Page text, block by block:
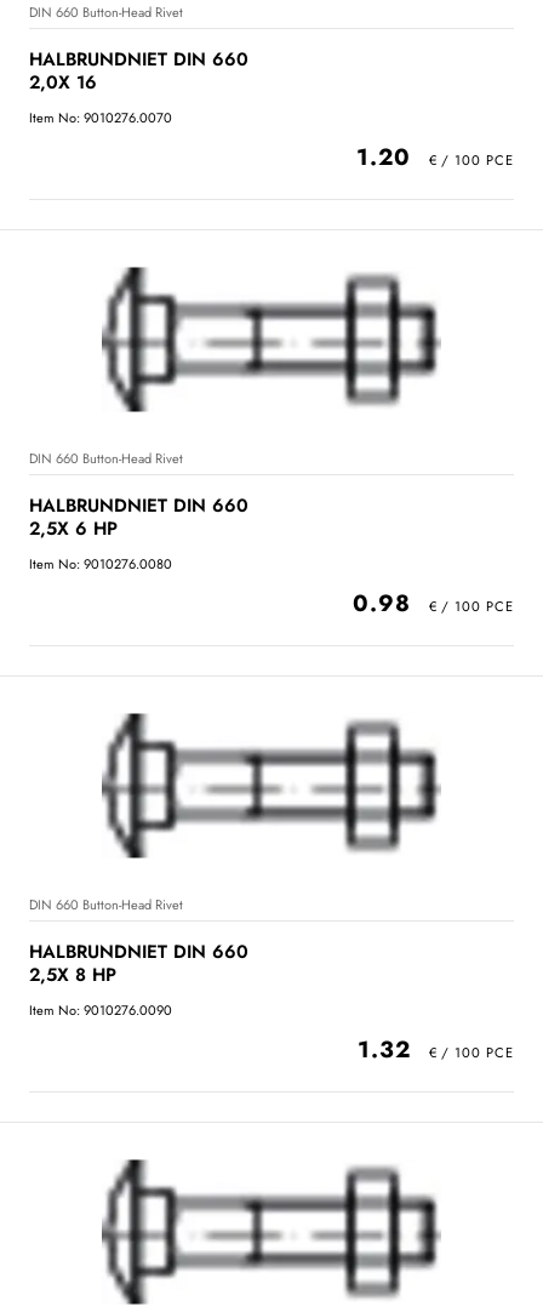
DIN 660 Button-Head Rivet
HALBRUNDNIET DIN 660
2,0X 16
Item No: 9010276.0070
1.20
DIN 660 Button-Head Rivet
HALBRUNDNIET DIN 660
2,5X 6 HP
Item No: 9010276.0080
0.98
DIN 660 Button-Head Rivet
HALBRUNDNIET DIN 660
2,5X 8 HP
Item No: 9010276.0090
1.32